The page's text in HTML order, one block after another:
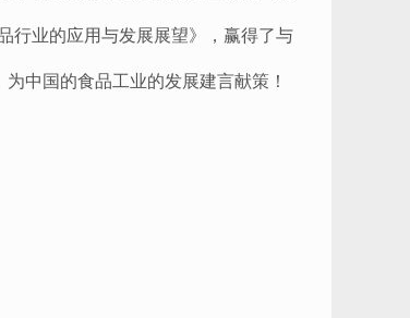
行业的应用与发展展望》，赢得了与
为中国的食品工业的发展建言献策！